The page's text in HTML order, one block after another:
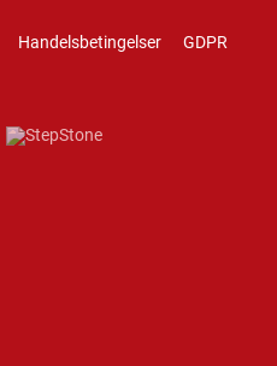
Handelsbetingelser
GDPR